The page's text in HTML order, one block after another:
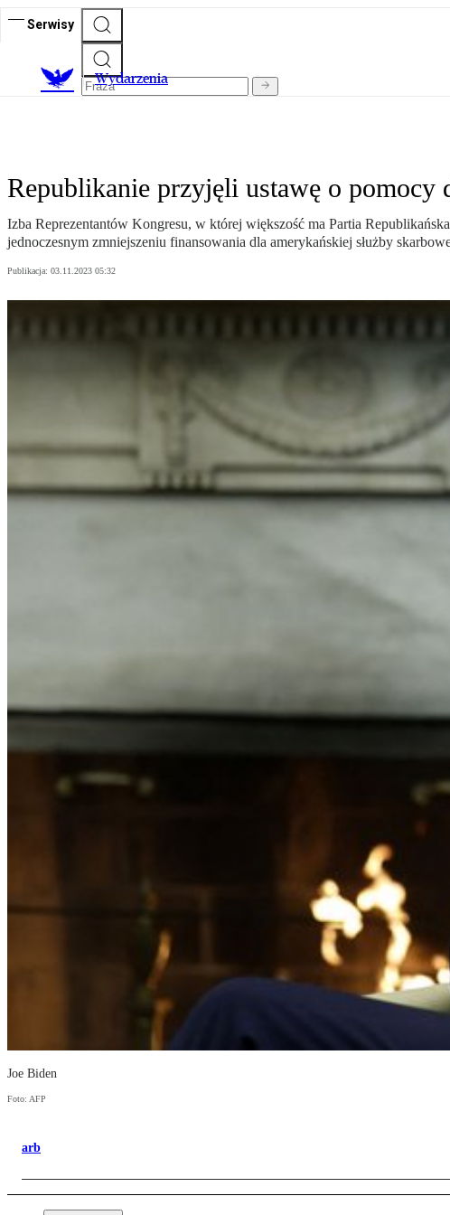
Serwisy
Wydarzenia
Republikanie przyjęli ustawę o pomocy
Izba Reprezentantów Kongresu, w której większość ma Partia
jednoczesnym zmniejszeniu finansowania dla amerykańskiej służby
Publikacja: 03.11.2023 05:32
Joe Biden
Foto: AFP
arb